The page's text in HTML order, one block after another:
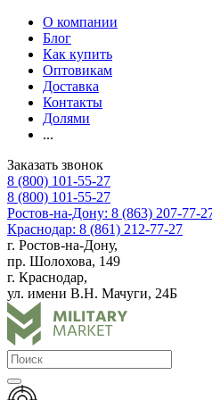
О компании
Блог
Как купить
Оптовикам
Доставка
Контакты
Долями
...
Заказать звонок
8 (800) 101-55-27
8 (800) 101-55-27
Ростов-на-Дону: 8 (863) 207-77-
Краснодар: 8 (861) 212-77-27
г. Ростов-на-Дону,
пр. Шолохова, 149
г. Краснодар,
ул. имени В.Н. Мачуги, 24Б